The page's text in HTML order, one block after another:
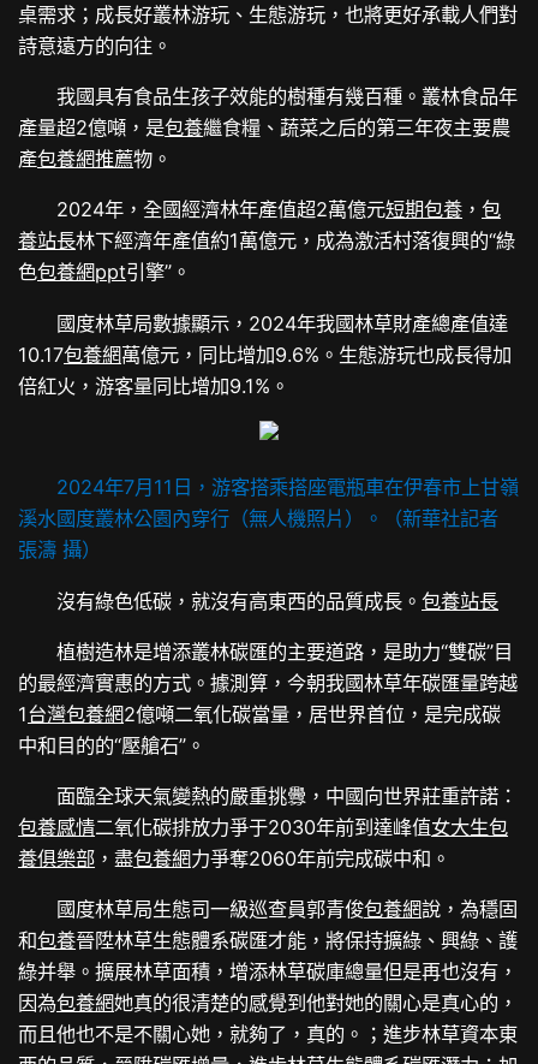
桌需求；成長好叢林游玩、生態游玩，也將更好承載人們對
詩意遠方的向往。
我國具有食品生孩子效能的樹種有幾百種。叢林食品年
產量超2億噸，是包養繼食糧、蔬菜之后的第三年夜主要農
產包養網推薦物。
2024年，全國經濟林年產值超2萬億元短期包養 ，包
養站長林下經濟年產值約1萬億元，成為激活村落復興的“綠
色包養網ppt引擎”。
國度林草局數據顯示，2024年我國林草財產總產值達
10.17包養網萬億元，同比增加9.6%。生態游玩也成長得加
倍紅火，游客量同比增加9.1%。
2024年7月11日，游客搭乘搭座電瓶車在伊春市上甘嶺
溪水國度叢林公園內穿行（無人機照片）。（新華社記者
張濤 攝）
沒有綠色低碳，就沒有高東西的品質成長。包養站長
植樹造林是增添叢林碳匯的主要道路，是助力“雙碳”目
的最經濟實惠的方式。據測算，今朝我國林草年碳匯量跨越
1台灣包養網2億噸二氧化碳當量，居世界首位，是完成碳
中和目的的“壓艙石”。
面臨全球天氣變熱的嚴重挑釁，中國向世界莊重許諾：
包養感情二氧化碳排放力爭于2030年前到達峰值女大生包
養俱樂部 ，盡包養網力爭奪2060年前完成碳中和。
國度林草局生態司一級巡查員郭青俊包養網說，為穩固
和包養晉陞林草生態體系碳匯才能，將保持擴綠、興綠、護
綠并舉。擴展林草面積，增添林草碳庫總量但是再也沒有，
因為包養網她真的很清楚的感覺到他對她的關心是真心的，
而且他也不是不關心她，就夠了，真的。；進步林草資本東